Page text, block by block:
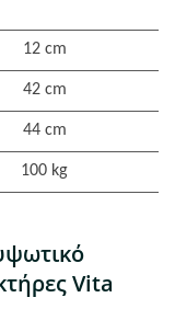
12 cm
42 cm
44 cm
100 kg
Vita